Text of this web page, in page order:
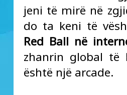
jeni të mirë në
do ta keni të
Red Ball në
zhanrin global të
është një arcade.